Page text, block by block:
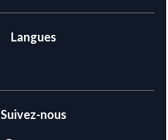
Langues
Suivez-nous